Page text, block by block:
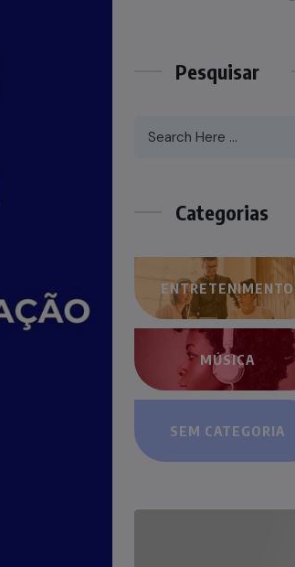
Pesquisar
Categorias
ENTRETENIMENTO
MÚSICA
SEM CATEGORIA